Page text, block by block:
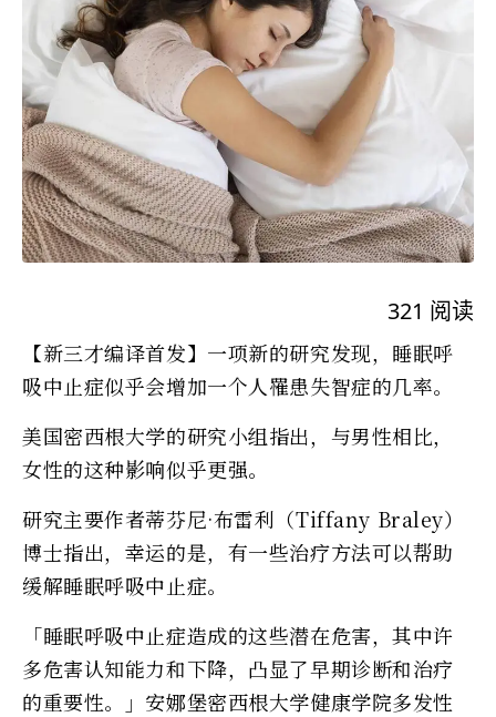
321 阅读
【新三才编译首发】一项新的研究发现，睡眠呼
吸中止症似乎会增加一个人罹患失智症的几率。
美国密西根大学的研究小组指出，与男性相比，
女性的这种影响似乎更强。
研究主要作者蒂芬尼·布雷利（Tiffany Braley）
博士指出，幸运的是，有一些治疗方法可以帮助
缓解睡眠呼吸中止症。
「睡眠呼吸中止症造成的这些潜在危害，其中许
多危害认知能力和下降，凸显了早期诊断和治疗
的重要性。」安娜堡密西根大学健康学院多发性